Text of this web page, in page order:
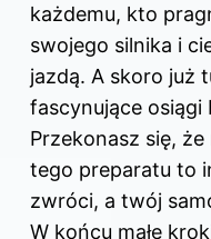
każdemu, kto
swojego silnika i
jazdą. A skoro już
fascynujące osiągi
Przekonasz się,
tego preparatu to
zwróci, a twój
W końcu małe